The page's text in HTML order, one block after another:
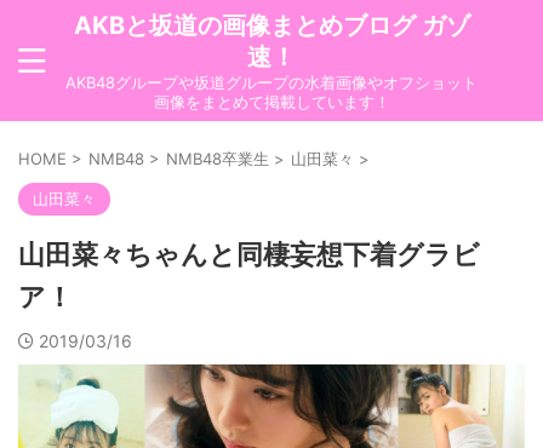
AKBと坂道の画像まとめブログ ガゾ
速！
AKB48グループや坂道グループの水着画像やオフショット
画像をまとめて掲載しています！
HOME > NMB48 > NMB48卒業生 > 山田菜々 >
山田菜々
山田菜々ちゃんと同棲妄想下着グラビ
ア！
2019/03/16